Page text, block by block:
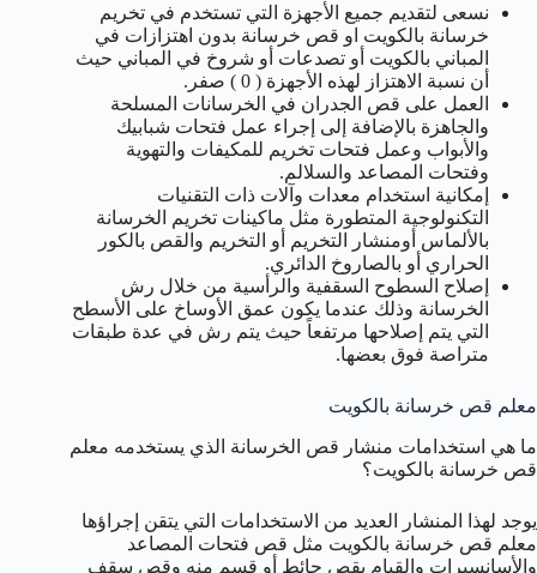
نسعى لتقديم جميع الأجهزة التي تستخدم في تخريم
خرسانة بالكويت او قص خرسانة بدون اهتزازات في
المباني بالكويت أو تصدعات أو شروخ في المباني حيث
أن نسبة الاهتزاز لهذه الأجهزة ( 0 ) صفر.
العمل على قص الجدران في الخرسانات المسلحة
والجاهزة بالإضافة إلى إجراء عمل فتحات شبابيك
والأبواب وعمل فتحات تخريم للمكيفات والتهوية
وفتحات المصاعد والسلالم.
إمكانية استخدام معدات وآلات ذات التقنيات
التكنولوجية المتطورة مثل ماكينات تخريم الخرسانة
بالألماس أومنشار التخريم أو التخريم والقص بالكور
الحراري أو بالصاروخ الدائري.
إصلاح السطوح السقفية والرأسية من خلال رش
الخرسانة وذلك عندما يكون عمق الأوساخ على الأسطح
التي يتم إصلاحها مرتفعاً حيث يتم رش في عدة طبقات
متراصة فوق بعضها.
معلم قص خرسانة بالكويت
ما هي استخدامات منشار قص الخرسانة الذي يستخدمه معلم
قص خرسانة بالكويت؟
يوجد لهذا المنشار العديد من الاستخدامات التي يتقن إجراؤها
معلم قص خرسانة بالكويت مثل قص فتحات المصاعد
والأسانسيرات والقيام بقص حائط أو قسم منه وقص سقف